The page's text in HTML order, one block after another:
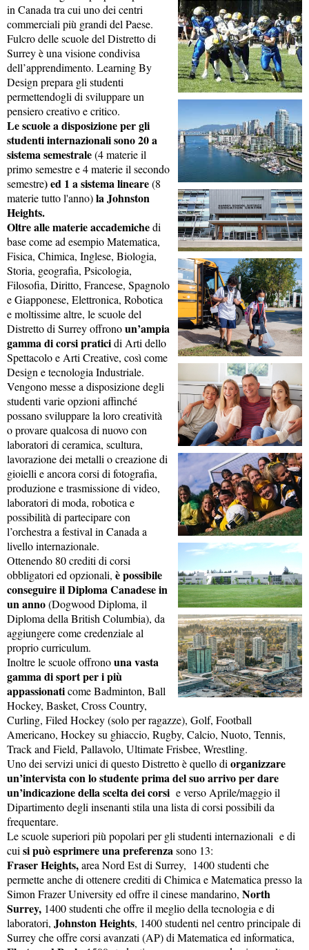
in Canada tra cui uno dei centri
commerciali più grandi del Paese.
Fulcro delle scuole del Distretto di
Surrey è una visione condivisa
dell’apprendimento. Learning By
Design prepara gli studenti
permettendogli di sviluppare un
pensiero creativo e critico.
Le scuole a disposizione per gli
studenti internazionali sono 20 a
sistema semestrale(4 materie il
primo semestre e 4 materie il secondo
semestre) ed 1 a sistema lineare(8
materie tutto l'anno)la Johnston
Heights.
Oltre alle materie accademichedi
base come ad esempio Matematica,
Fisica, Chimica, Inglese, Biologia,
Storia, geografia, Psicologia,
Filosofia, Diritto, Francese, Spagnolo
e Giapponese, Elettronica, Robotica
e moltissime altre, le scuole del
Distretto di Surrey offronoun’ampia
gamma di corsi praticidi Arti dello
Spettacolo e Arti Creative, così come
Design e tecnologia Industriale.
Vengono messe a disposizione degli
studenti varie opzioni affinché
possano sviluppare la loro creatività
o provare qualcosa di nuovo con
laboratori di ceramica, scultura,
lavorazione dei metalli o creazione di
gioielli e ancora corsi di fotografia,
produzione e trasmissione di video,
laboratori di moda, robotica e
possibilità di partecipare con
l’orchestra a festival in Canada a
livello internazionale.
Ottenendo 80 crediti di corsi
obbligatori ed opzionali, è possibile
conseguire il Diploma Canadese in
un anno(Dogwood Diploma, il
Diploma della British Columbia), da
aggiungere come credenziale al
proprio curriculum.
Inoltre le scuole offronouna vasta
gamma di sport per i più
appassionaticome Badminton, Ball
Hockey, Basket, Cross Country,
Curling, Filed Hockey (solo per ragazze), Golf, Football
Americano, Hockey su ghiaccio, Rugby, Calcio, Nuoto, Tennis,
Track and Field, Pallavolo, Ultimate Frisbee, Wrestling.
Uno dei servizi unici di questo Distretto è quello di organizzare
un’intervista con lo studente prima del suo arrivo per dare
un’indicazione della scelta dei corsi e verso Aprile/maggio il
Dipartimento degli insenanti stila una lista di corsi possibili da
frequentare.
Le scuole superiori più popolari per gli studenti internazionali e di
cui si può esprimere una preferenzasono 13:
Fraser Heights,area Nord Est di Surrey, 1400 studenti che
permette anche di ottenere crediti di Chimica e Matematica presso la
Simon Frazer University ed offre il cinese mandarino, North
Surrey, 1400 studenti che offre il meglio della tecnologia e di
laboratori, Johnston Heights, 1400 studenti nel centro principale di
Surrey che offre corsi avanzati (AP) di Matematica ed informatica,